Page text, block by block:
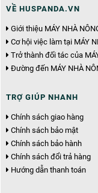
VỀ HUSPANDA.VN
Giới thiệu MÁY NHÀ
Cơ hội việc làm tại MÁY
Trở thành đối tác của
Đường đến MÁY NHÀ
TRỢ GIÚP NHANH
Chính sách giao hàng
Chính sách bảo mật
Chính sách bảo hành
Chính sách đổi trả hàng
Hướng dẫn thanh toán